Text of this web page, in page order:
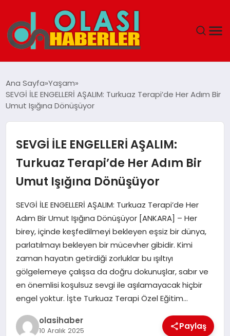
SPOR
TEKNOLOJI
YAŞAM
Ana Sayfa Yaşam
SEVGİ İLE ENGELLERİ AŞALIM: Turkuaz Terapi’de Her Adım Bir
Umut Işığına Dönüşüyor
SEVGİ İLE ENGELLERİ AŞALIM:
Turkuaz Terapi’de Her Adım Bir
Umut Işığına Dönüşüyor
SEVGİ İLE ENGELLERİ AŞALIM: Turkuaz Terapi’de Her
Adım Bir Umut Işığına Dönüşüyor [ANKARA] – Her
birey, içinde keşfedilmeyi bekleyen eşsiz bir dünya,
parlatılmayı bekleyen bir mücevher gibidir. Kimi
zaman hayatın getirdiği zorluklar bu ışıltıyı
gölgelemeye çalışsa da doğru dokunuşlar, sabır ve
en önemlisi koşulsuz sevgi ile aşılamayacak hiçbir
engel yoktur. İşte Turkuaz Terapi Özel Eğitim…
olasihaber
10 Aralık 2025 Paylaş